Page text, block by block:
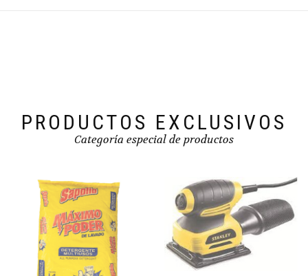
PRODUCTOS EXCLUSIVOS
Categoría especial de productos